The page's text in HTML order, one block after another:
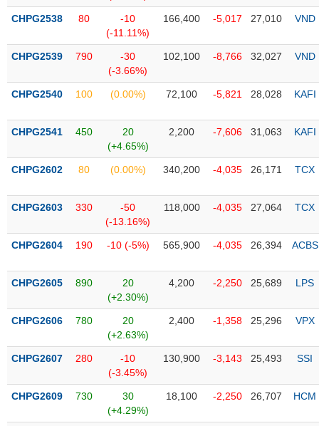
Trạng
cổ
Quy
thị
Niêm
Niêm
mới
yết
bổ
Hủy
biệt
CHPG2538 80
-10
(-11.11%)
166,400 -5,017 27,010 VND
CHPG2539 790
-30
(-3.66%)
102,100 -8,766 32,027 VND
CHPG2540 100 (0.00%) 72,100 -5,821 28,028 KAFI
CHPG2541 450
20
(+4.65%)
2,200 -7,606 31,063 KAFI
CHPG2602 80 (0.00%) 340,200 -4,035 26,171 TCX
CHPG2603 330
-50
(-13.16%)
118,000 -4,035 27,064 TCX
CHPG2604 190 -10 (-5%) 565,900 -4,035 26,394 ACBS
CHPG2605 890
20
(+2.30%)
4,200 -2,250 25,689 LPS
CHPG2606 780
20
(+2.63%)
2,400 -1,358 25,296 VPX
CHPG2607 280
-10
(-3.45%)
130,900 -3,143 25,493 SSI
CHPG2609 730
30
(+4.29%)
18,100 -2,250 26,707 HCM
NGÀNH
CỔ
PHÁI
PHIẾU
CÔNG
CỤ